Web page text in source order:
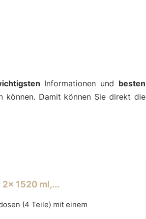
Informationen und besten
können. Damit können Sie direkt die
1520 ml,...
(4 Teile) mit einem